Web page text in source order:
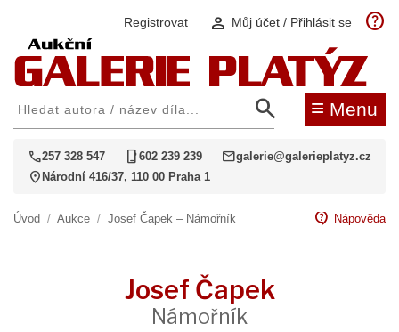
Registrovat person Můj účet / Přihlásit se help
search ≡ Menu
call257 328 547 phone_iphone602 239 239 mailgalerie@galerieplatyz.cz
location_on Národní 416/37, 110 00 Praha 1
Úvod / Aukce / Josef Čapek – Námořník contact_support Nápověda
Josef Čapek
Námořník